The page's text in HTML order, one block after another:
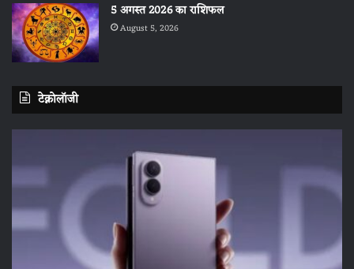
5 अगस्त 2026 का राशिफल
August 5, 2026
टेक्नोलॉजी